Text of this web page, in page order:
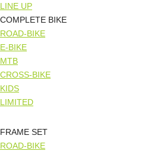
LINE UP
COMPLETE BIKE
ROAD-BIKE
E-BIKE
MTB
CROSS-BIKE
KIDS
LIMITED
FRAME SET
ROAD-BIKE